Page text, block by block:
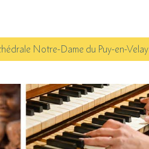
Notre-Dame du Puy-en-Velay